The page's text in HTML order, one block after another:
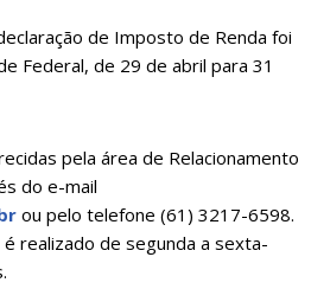
de Imposto de Renda foi
Federal, de 29 de abril para 31
pela área de Relacionamento
do e-mail
ou pelo telefone (61) 3217-6598.
realizado de segunda a sexta-